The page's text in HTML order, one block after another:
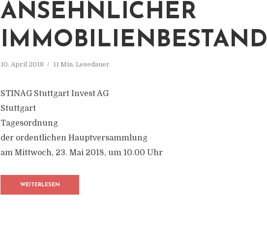
ANSEHNLICHER
IMMOBILIENBESTAND
10. April 2018 11 Min. Lesedauer
STINAG Stuttgart Invest AG
Stuttgart
Tagesordnung
der ordentlichen Hauptversammlung
am Mittwoch, 23. Mai 2018, um 10.00 Uhr
WEITERLESEN